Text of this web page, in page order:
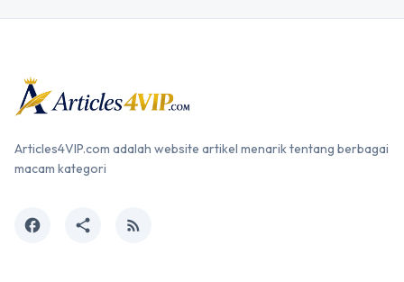
Articles4VIP.com adalah website artikel menarik tentang berbagai
macam kategori
facebook share rss_feed